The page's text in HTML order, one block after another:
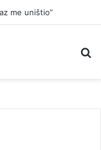
me uništio”